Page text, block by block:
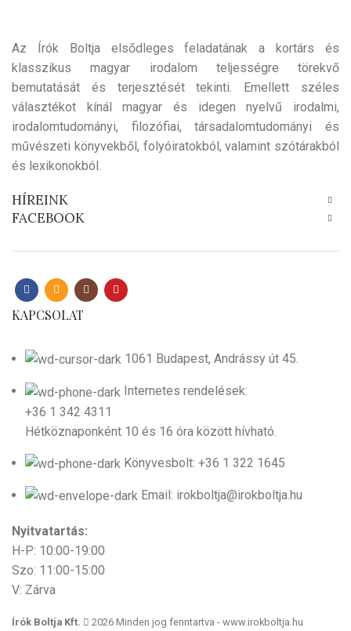
Az Írók Boltja elsődleges feladatának a kortárs és
klasszikus magyar irodalom teljességre törekvő
bemutatását és terjesztését tekinti. Emellett széles
választékot kínál magyar és idegen nyelvű irodalmi,
irodalomtudományi, filozófiai, társadalomtudományi és
művészeti könyvekből, folyóiratokból, valamint szótárakból
és lexikonokból.
HÍREINK
FACEBOOK
KAPCSOLAT
1061 Budapest, Andrássy út 45.
Internetes rendelések:
+36 1 342 4311
Hétköznaponként 10 és 16 óra között hívható.
Könyvesbolt: +36 1 322 1645
Email: irokboltja@irokboltja.hu
Nyitvatartás:
H-P: 10:00-19:00
Szo: 11:00-15:00
V: Zárva
Írók Boltja Kft. 2026 Minden jog fenntartva - www.irokboltja.hu